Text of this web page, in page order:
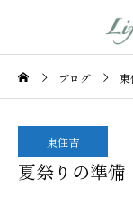
ブログ 東
東住吉
夏祭りの準備